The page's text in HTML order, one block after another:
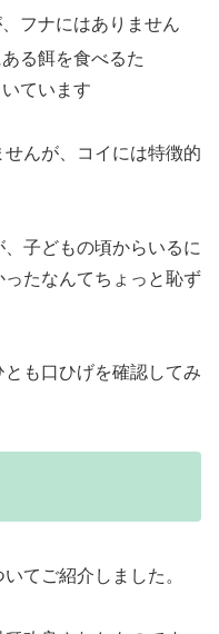
フナにはありません
る餌を食べるた
ています
んが、コイには特徴的
子どもの頃からいるに
たなんてちょっと恥ず
も口ひげを確認してみ
てご紹介しました。